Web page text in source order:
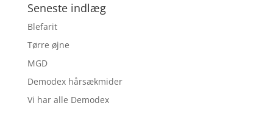
Seneste indlæg
Blefarit
Tørre øjne
MGD
Demodex hårsækmider
Vi har alle Demodex